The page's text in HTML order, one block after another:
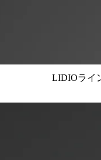
LIDIOライ